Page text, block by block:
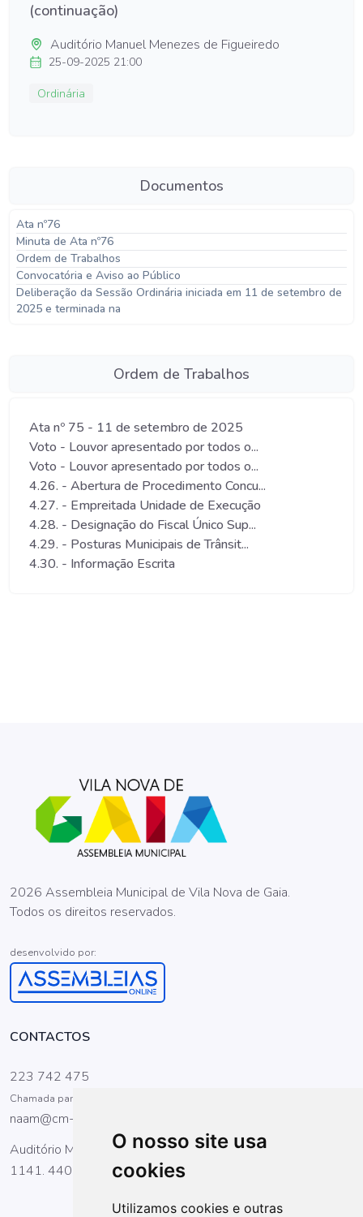
O nosso site usa
cookies
Utilizamos cookies e outras
(continuação)
Auditório Manuel Menezes de Figueiredo
25-09-2025 21:00
Ordinária
Documentos
Ata nº76
Minuta de Ata nº76
Ordem de Trabalhos
Convocatória e Aviso ao Público
Deliberação da Sessão Ordinária iniciada em 11 de setembro de
2025 e terminada na
Ordem de Trabalhos
Ata nº 75 - 11 de setembro de 2025
Voto - Louvor apresentado por todos o...
Voto - Louvor apresentado por todos o...
4.26. - Abertura de Procedimento Concu...
4.27. - Empreitada Unidade de Execução
4.28. - Designação do Fiscal Único Sup...
4.29. - Posturas Municipais de Trânsit...
4.30. - Informação Escrita
2026 Assembleia Municipal de Vila Nova de Gaia.
Todos os direitos reservados.
desenvolvido por:
CONTACTOS
223 742 475
Chamada para a rede fixa nacional
naam@cm-gaia.pt
Auditório Manuel Menezes de Figueiredo,Rua General Torres,
1141. 4400-164 Vila Nova de Gaia